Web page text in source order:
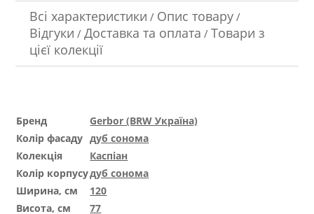
Всі характеристики / Опис товару /
Відгуки /Доставка та оплата /Товари з
цієї колекції
Бренд
Gerbor (BRW Україна)
Колір фасаду дуб сонома
Колекція
Каспіан
Колір корпусудуб сонома
Ширина, см
120
Висота, см
77